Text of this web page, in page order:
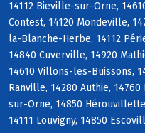
14112 Bieville-sur-Orne,
Contest, 14120 Mondeville,
la-Blanche-Herbe, 14112
14840 Cuverville, 14920
14610 Villons-les-Buissons,
Ranville, 14280 Authie,
sur-Orne, 14850
14111 Louvigny, 14850